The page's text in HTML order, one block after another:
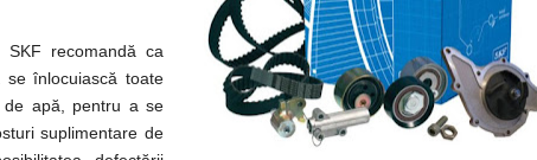
recomandă ca
înlocuiască toate
de apă, pentru a se
suplimentare de